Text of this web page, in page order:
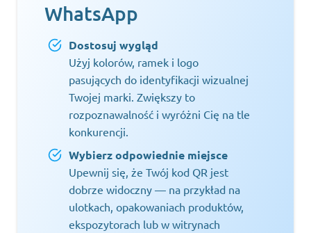
WhatsApp
Dostosuj wygląd
Użyj kolorów, ramek i logo
pasujących do identyfikacji wizualnej
Twojej marki. Zwiększy to
rozpoznawalność i wyróżni Cię na tle
konkurencji.
Wybierz odpowiednie miejsce
Upewnij się, że Twój kod QR jest
dobrze widoczny — na przykład na
ulotkach, opakowaniach produktów,
ekspozytorach lub w witrynach